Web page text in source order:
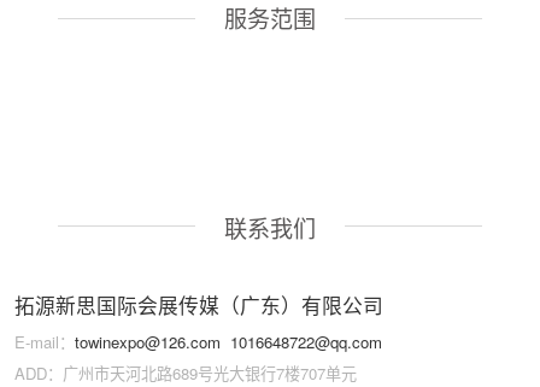
服务范围
联系我们
拓源新思国际会展传媒（广东）有限公司
E-mail： towinexpo@126.com 1016648722@qq.com
ADD：广州市天河北路689号光大银行7楼707单元